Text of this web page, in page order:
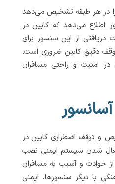
در هر طبقه تشخیص می‌دهد
اطلاع می‌دهد که کابین در
دریافتی از این سنسور برای
دقیق کابین ضروری است.
امنیت و راحتی مسافران
و توقف اضطراری کابین در
شدن سیستم ایمنی نصب
حوادث و آسیب به مسافران
با دیگر سنسورها، ایمنی